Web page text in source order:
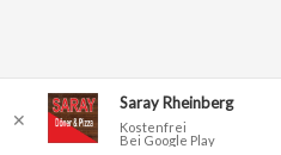
Inhalt
✕
Saray Rheinberg
Kostenfrei
Bei Google Play